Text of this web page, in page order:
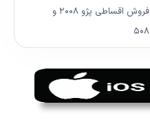
فروش اقساطی پژو ۲۰۰۸ و
۵۰۸